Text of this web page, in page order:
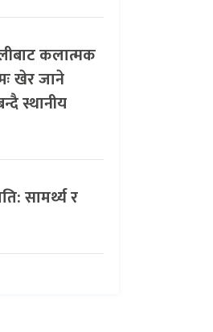
कलात्मक
खेर जाने
स्थानीय
सामर्थ्य र